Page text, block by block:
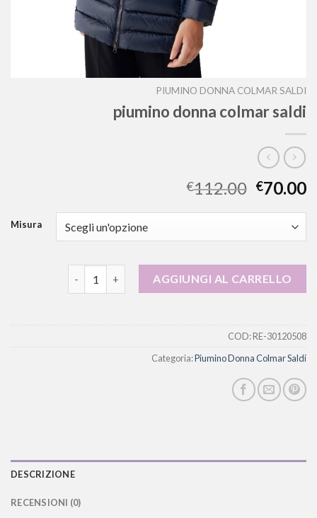
PIUMINO DONNA COLMAR SALDI
piumino donna colmar saldi
€112.00 €70.00
Misura
piumino donna colmar saldi quantità
AGGIUNGI AL CARRELLO
COD:RE-30120508
Categoria:Piumino Donna Colmar Saldi
DESCRIZIONE
RECENSIONI (0)